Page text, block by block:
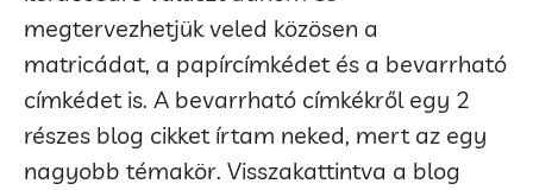
megtervezhetjük veled közösen a
matricádat, a papírcímkédet és a bevarrható
címkédet is. A bevarrható címkékről egy 2
részes blog cikket írtam neked, mert az egy
nagyobb témakör. Visszakattintva a blog